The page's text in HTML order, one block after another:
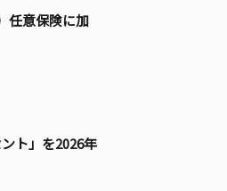
任意保険に加
ト」を2026年